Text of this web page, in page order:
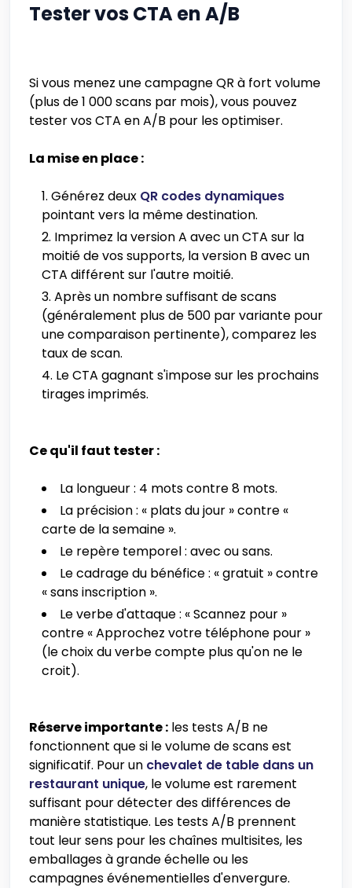
Tester vos CTA en A/B
Si vous menez une campagne QR à fort volume
(plus de 1 000 scans par mois), vous pouvez
tester vos CTA en A/B pour les optimiser.
La mise en place :
Générez deux QR codes dynamiques
pointant vers la même destination.
Imprimez la version A avec un CTA sur la
moitié de vos supports, la version B avec un
CTA différent sur l'autre moitié.
Après un nombre suffisant de scans
(généralement plus de 500 par variante pour
une comparaison pertinente), comparez les
taux de scan.
Le CTA gagnant s'impose sur les prochains
tirages imprimés.
Ce qu'il faut tester :
La longueur : 4 mots contre 8 mots.
La précision : « plats du jour » contre «
carte de la semaine ».
Le repère temporel : avec ou sans.
Le cadrage du bénéfice : « gratuit » contre
« sans inscription ».
Le verbe d'attaque : « Scannez pour »
contre « Approchez votre téléphone pour »
(le choix du verbe compte plus qu'on ne le
croit).
Réserve importante : les tests A/B ne
fonctionnent que si le volume de scans est
significatif. Pour un chevalet de table dans un
restaurant unique, le volume est rarement
suffisant pour détecter des différences de
manière statistique. Les tests A/B prennent
tout leur sens pour les chaînes multisites, les
emballages à grande échelle ou les
campagnes événementielles d'envergure.